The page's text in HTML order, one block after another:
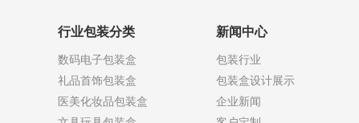
行业包装分类
数码电子包装盒
礼品首饰包装盒
医美化妆品包装盒
新闻中心
包装行业
包装盒设计展示
企业新闻